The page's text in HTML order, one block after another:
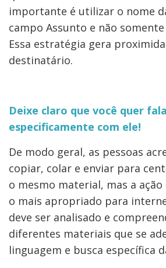
importante é utilizar o nome
campo Assunto e não
Essa estratégia gera
destinatário.
Deixe claro que você quer
especificamente com ele!
De modo geral, as pessoas
copiar, colar e enviar para
o mesmo material, mas a ação
o mais apropriado para
deve ser analisado e
diferentes materiais que se
linguagem e busca específica